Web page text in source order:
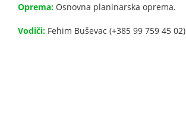
Oprema: Osnovna planinarska oprema.
Vodiči: Fehim Buševac (+385 99 759 45 02)